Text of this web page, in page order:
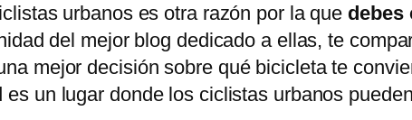
urbanos es otra razón por la que debes
del mejor blog dedicado a ellas, te
mejor decisión sobre qué bicicleta te
es un lugar donde los ciclistas urbanos